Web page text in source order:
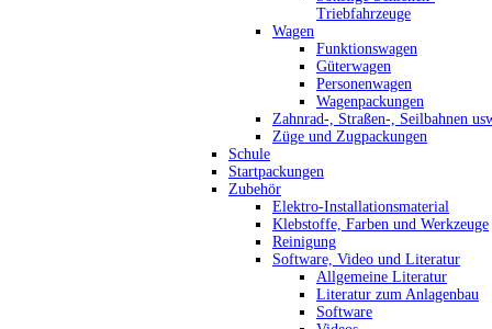
Triebfahrzeuge
Wagen
Funktionswagen
Güterwagen
Personenwagen
Wagenpackungen
Zahnrad-, Straßen-, Seilbahnen
Züge und Zugpackungen
Schule
Startpackungen
Zubehör
Elektro-Installationsmaterial
Klebstoffe, Farben und Werkzeuge
Reinigung
Software, Video und Literatur
Allgemeine Literatur
Literatur zum Anlagenbau
Software